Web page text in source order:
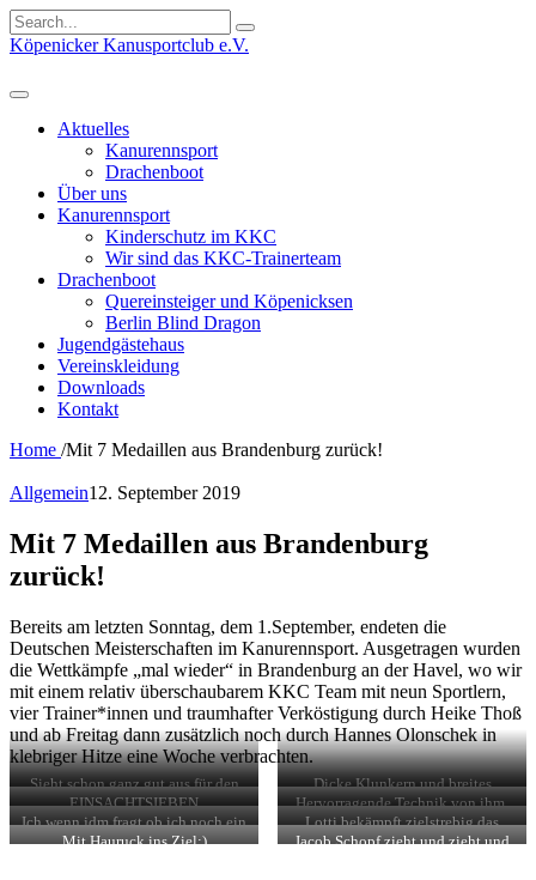
Search
for:
Köpenicker Kanusportclub e.V.
Aktuelles
Kanurennsport
Drachenboot
Über uns
Kanurennsport
Kinderschutz im KKC
Wir sind das KKC-Trainerteam
Drachenboot
Quereinsteiger und Köpenicksen
Berlin Blind Dragon
Jugendgästehaus
Vereinskleidung
Downloads
Kontakt
Home /Mit 7 Medaillen aus Brandenburg zurück!
Allgemein12. September 2019
Mit 7 Medaillen aus Brandenburg
zurück!
Bereits am letzten Sonntag, dem 1.September, endeten die
Deutschen Meisterschaften im Kanurennsport. Ausgetragen wurden
die Wettkämpfe „mal wieder“ in Brandenburg an der Havel, wo wir
mit einem relativ überschaubarem KKC Team mit neun Sportlern,
vier Trainer*innen und traumhafter Verköstigung durch Heike Thoß
und ab Freitag dann zusätzlich noch durch Hannes Olonschek in
klebriger Hitze eine Woche verbrachten.
Sieht schon ganz gut aus für den
Anfang.
Dicke Klunkern und breites
Grinsen.
EINSACHTSIEBEN
Hervorragende Technik von ihm.
Ich wenn jdm fragt ob ich noch ein
Stück Kuchen will.
Lotti bekämpft zielstrebig das
Wasser.
Mit Hauruck ins Ziel:)
Jacob Schopf zieht und zieht und